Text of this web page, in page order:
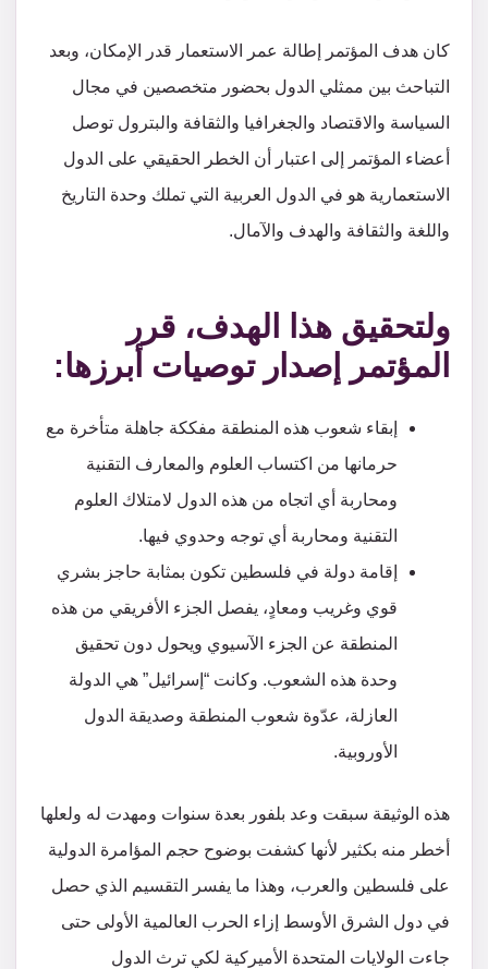
كان هدف المؤتمر إطالة عمر الاستعمار قدر الإمكان، وبعد
التباحث بين ممثلي الدول بحضور متخصصين في مجال
السياسة والاقتصاد والجغرافيا والثقافة والبترول توصل
أعضاء المؤتمر إلى اعتبار أن الخطر الحقيقي على الدول
الاستعمارية هو في الدول العربية التي تملك وحدة التاريخ
واللغة والثقافة والهدف والآمال.
ولتحقيق هذا الهدف، قرر
المؤتمر إصدار توصيات أبرزها:
إبقاء شعوب هذه المنطقة مفككة جاهلة متأخرة مع
حرمانها من اكتساب العلوم والمعارف التقنية
ومحاربة أي اتجاه من هذه الدول لامتلاك العلوم
التقنية ومحاربة أي توجه وحدوي فيها.
إقامة دولة في فلسطين تكون بمثابة حاجز بشري
قوي وغريب ومعادٍ، يفصل الجزء الأفريقي من هذه
المنطقة عن الجزء الآسيوي ويحول دون تحقيق
وحدة هذه الشعوب. وكانت “إسرائيل” هي الدولة
العازلة، عدّوة شعوب المنطقة وصديقة الدول
الأوروبية.
هذه الوثيقة سبقت وعد بلفور بعدة سنوات ومهدت له ولعلها
أخطر منه بكثير لأنها كشفت بوضوح حجم المؤامرة الدولية
على فلسطين والعرب، وهذا ما يفسر التقسيم الذي حصل
في دول الشرق الأوسط إزاء الحرب العالمية الأولى حتى
جاءت الولايات المتحدة الأميركية لكي ترث الدول